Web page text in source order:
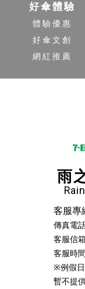
好傘體驗
體驗優惠
好傘文創
網紅推薦
雨
客服專
傳真電
客服信
客服時
※例假
暫不提